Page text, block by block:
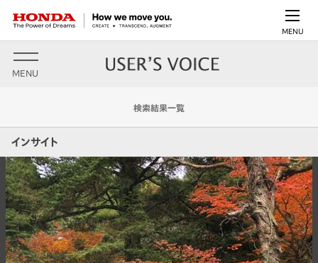
MENU
MENU
検索結果一覧
インサイト